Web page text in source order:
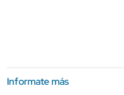
Informate más